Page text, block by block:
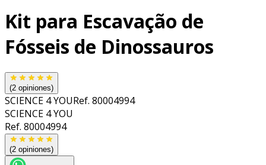
Kit para Escavação de
Fósseis de Dinossauros
(2 opiniones)
SCIENCE 4 YOURef. 80004994
SCIENCE 4 YOU
Ref. 80004994
(2 opiniones)